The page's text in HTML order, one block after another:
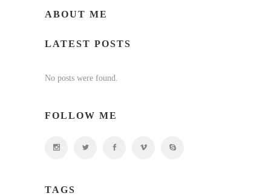
ABOUT ME
LATEST POSTS
No posts were found.
FOLLOW ME
TAGS